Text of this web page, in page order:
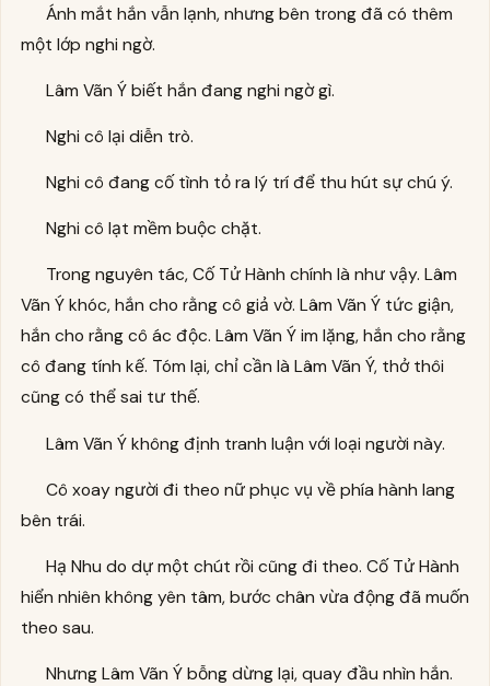
Ánh mắt hắn vẫn lạnh, nhưng bên trong đã có thêm
một lớp nghi ngờ.
Lâm Vãn Ý biết hắn đang nghi ngờ gì.
Nghi cô lại diễn trò.
Nghi cô đang cố tình tỏ ra lý trí để thu hút sự chú ý.
Nghi cô lạt mềm buộc chặt.
Trong nguyên tác, Cố Tử Hành chính là như vậy. Lâm
Vãn Ý khóc, hắn cho rằng cô giả vờ. Lâm Vãn Ý tức giận,
hắn cho rằng cô ác độc. Lâm Vãn Ý im lặng, hắn cho rằng
cô đang tính kế. Tóm lại, chỉ cần là Lâm Vãn Ý, thở thôi
cũng có thể sai tư thế.
Lâm Vãn Ý không định tranh luận với loại người này.
Cô xoay người đi theo nữ phục vụ về phía hành lang
bên trái.
Hạ Nhu do dự một chút rồi cũng đi theo. Cố Tử Hành
hiển nhiên không yên tâm, bước chân vừa động đã muốn
theo sau.
Nhưng Lâm Vãn Ý bỗng dừng lại, quay đầu nhìn hắn.